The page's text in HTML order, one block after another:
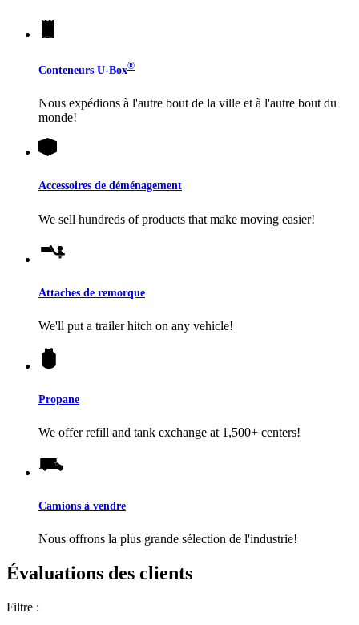
Conteneurs U-Box®
Nous expédions à l'autre bout de la ville et à l'autre bout du
monde!
Accessoires de déménagement
We sell hundreds of products that make moving easier!
Attaches de remorque
We'll put a trailer hitch on any vehicle!
Propane
We offer refill and tank exchange at 1,500+ centers!
Camions à vendre
Nous offrons la plus grande sélection de l'industrie!
Évaluations des clients
Filtre :